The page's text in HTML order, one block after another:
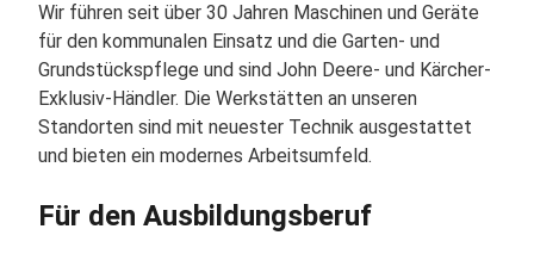
Wir führen seit über 30 Jahren Maschinen und Geräte
für den kommunalen Einsatz und die Garten- und
Grundstückspflege und sind John Deere- und Kärcher-
Exklusiv-Händler. Die Werkstätten an unseren
Standorten sind mit neuester Technik ausgestattet
und bieten ein modernes Arbeitsumfeld.
Für den Ausbildungsberuf